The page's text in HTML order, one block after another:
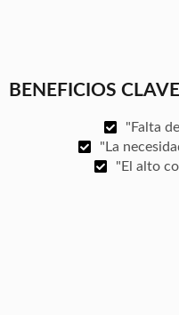
BENEFICIOS
"Falta
"La
"El alto